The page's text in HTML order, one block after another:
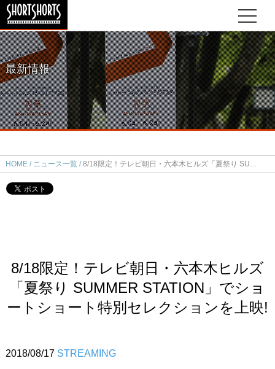
最新情報
HOME ニュース一覧 8/18限定！テレビ朝日・六本木ヒルズ「夏祭り SUMMER STATION」でショートショート特別セレクションを上映!
8/18限定！テレビ朝日・六本木ヒルズ
「夏祭り SUMMER STATION」でショ
ートショート特別セレクションを上映!
2018/08/17 STREAMING